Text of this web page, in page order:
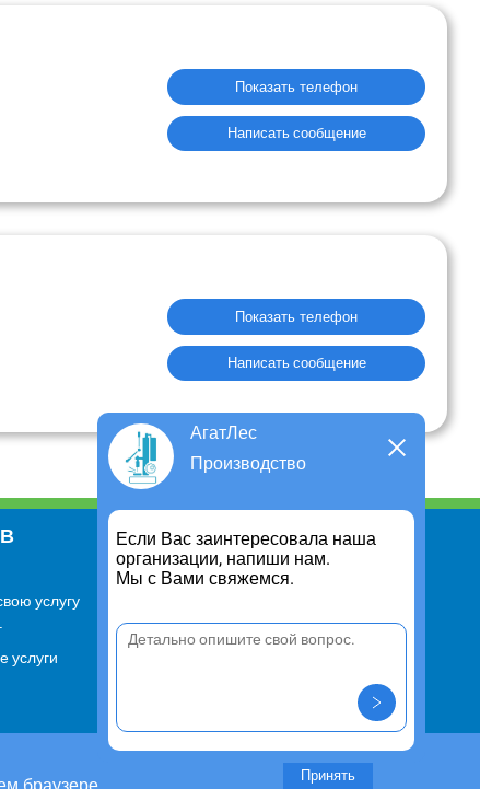
Показать телефон
Написать сообщение
Показать телефон
Написать сообщение
АгатЛес
Производство
Если Вас заинтересовала наша
организации, напиши нам.
Мы с Вами свяжемся.
браузере.
Принять
услугу
услуги
Информация
Для чего существует портал
Правило cookie
предложение